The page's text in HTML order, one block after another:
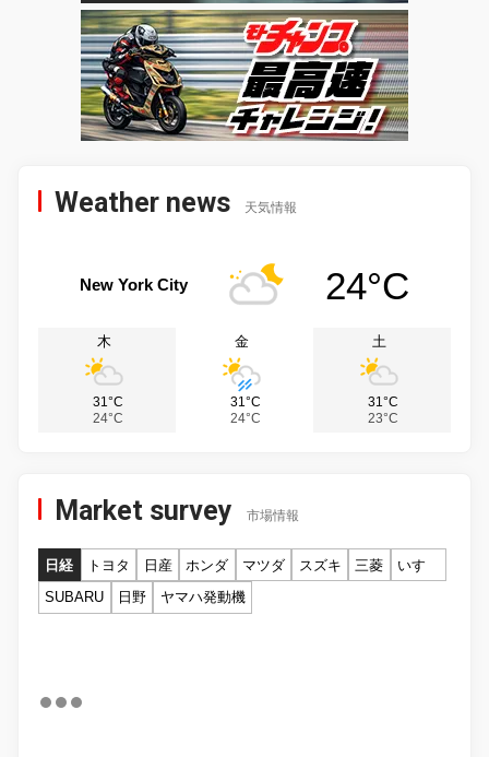
Weather news 天気情報
New York City 24°C
木
31°C
24°C
金
31°C
24°C
土
31°C
23°C
Market survey 市場情報
日経 トヨタ 日産 ホンダ マツダ スズキ 三菱
いすゞ
SUBARU
日野 ヤマハ発動機